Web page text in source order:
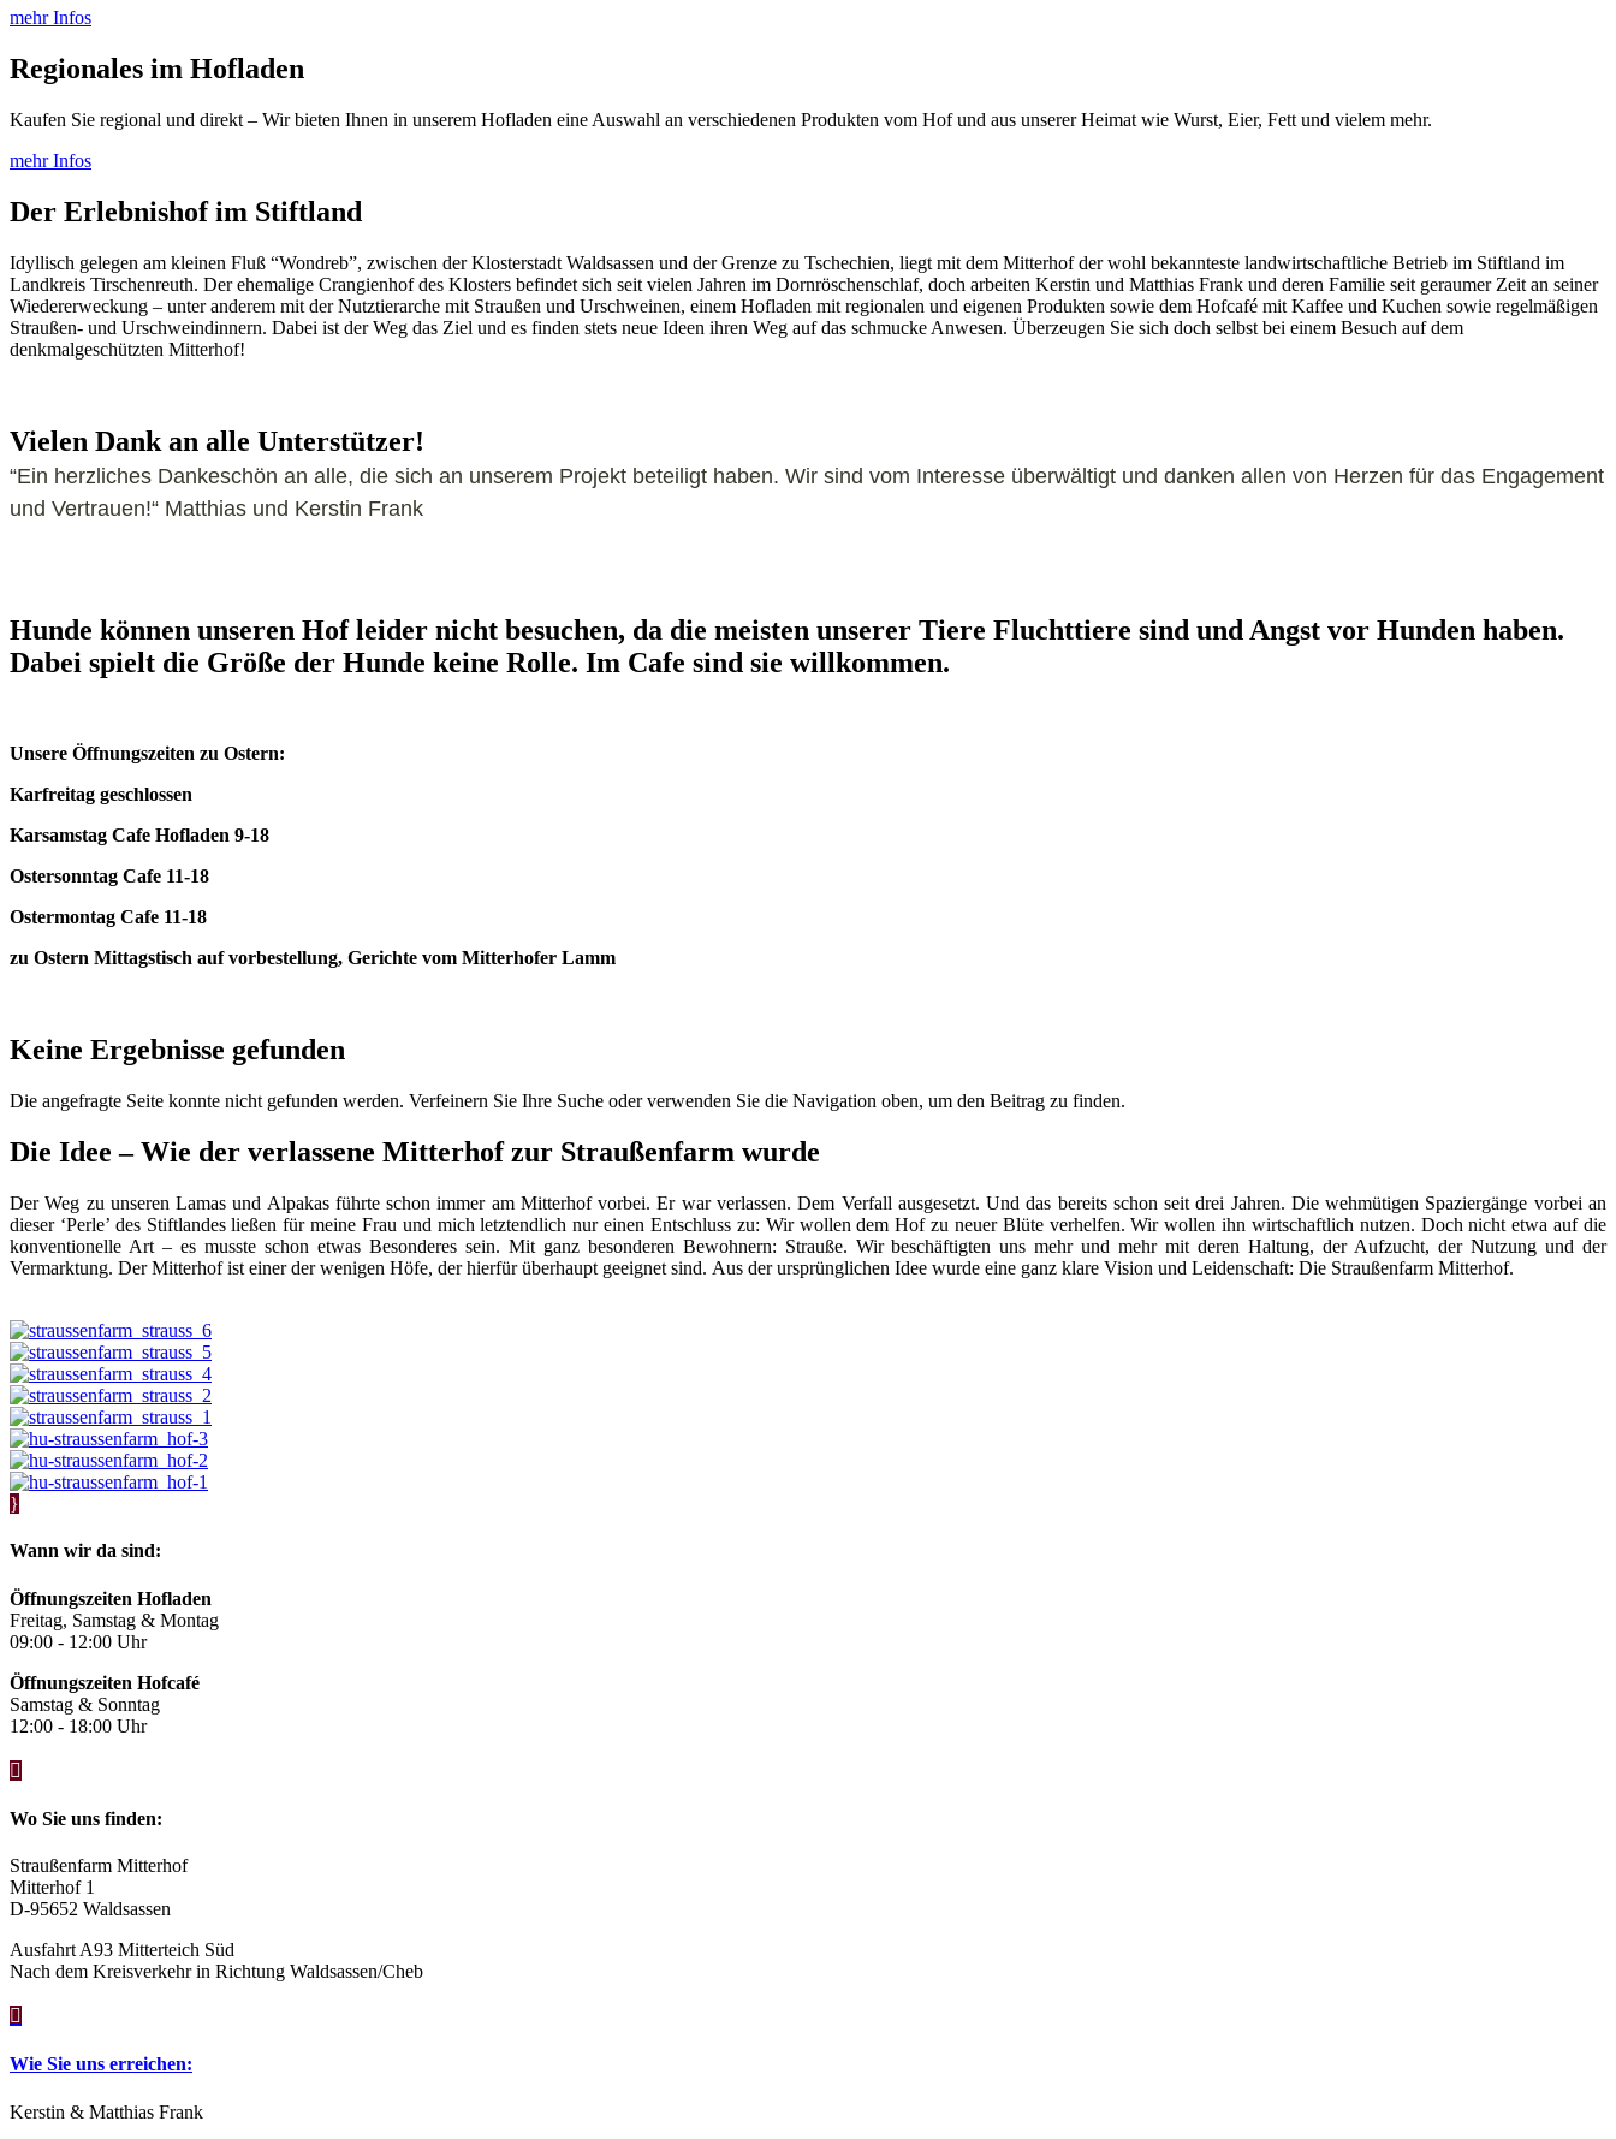
mehr Infos
Regionales im Hofladen
Kaufen Sie regional und direkt – Wir bieten Ihnen in unserem Hofladen eine Auswahl an verschiedenen Produkten vom Hof und aus unserer Heimat wie Wurst, Eier, Fett und vielem mehr.
mehr Infos
Der Erlebnishof im Stiftland
Idyllisch gelegen am kleinen Fluß “Wondreb”, zwischen der Klosterstadt Waldsassen und der Grenze zu Tschechien, liegt mit dem Mitterhof der wohl bekannteste landwirtschaftliche Betrieb im Stiftland im
Landkreis Tirschenreuth. Der ehemalige Crangienhof des Klosters befindet sich seit vielen Jahren im Dornröschenschlaf, doch arbeiten Kerstin und Matthias Frank und deren Familie seit geraumer Zeit an seiner
Wiedererweckung – unter anderem mit der Nutztierarche mit Straußen und Urschweinen, einem Hofladen mit regionalen und eigenen Produkten sowie dem Hofcafé mit Kaffee und Kuchen sowie regelmäßigen
Straußen- und Urschweindinnern. Dabei ist der Weg das Ziel und es finden stets neue Ideen ihren Weg auf das schmucke Anwesen. Überzeugen Sie sich doch selbst bei einem Besuch auf dem
denkmalgeschützten Mitterhof!
Vielen Dank an alle Unterstützer!
“Ein herzliches Dankeschön an alle, die sich an unserem Projekt beteiligt haben. Wir sind vom Interesse überwältigt und danken allen von Herzen für das Engagement
und Vertrauen!“ Matthias und Kerstin Frank
Hunde können unseren Hof leider nicht besuchen, da die meisten unserer Tiere Fluchttiere sind und Angst vor Hunden haben.
Dabei spielt die Größe der Hunde keine Rolle. Im Cafe sind sie willkommen.
Unsere Öffnungszeiten zu Ostern:
Karfreitag geschlossen
Karsamstag Cafe Hofladen 9-18
Ostersonntag Cafe 11-18
Ostermontag Cafe 11-18
zu Ostern Mittagstisch auf vorbestellung, Gerichte vom Mitterhofer Lamm
Keine Ergebnisse gefunden
Die angefragte Seite konnte nicht gefunden werden. Verfeinern Sie Ihre Suche oder verwenden Sie die Navigation oben, um den Beitrag zu finden.
Die Idee – Wie der verlassene Mitterhof zur Straußenfarm wurde
Der Weg zu unseren Lamas und Alpakas führte schon immer am Mitterhof vorbei. Er war verlassen. Dem Verfall ausgesetzt. Und das bereits schon seit drei Jahren. Die wehmütigen Spaziergänge vorbei an
dieser ‘Perle’ des Stiftlandes ließen für meine Frau und mich letztendlich nur einen Entschluss zu: Wir wollen dem Hof zu neuer Blüte verhelfen. Wir wollen ihn wirtschaftlich nutzen. Doch nicht etwa auf die
konventionelle Art – es musste schon etwas Besonderes sein. Mit ganz besonderen Bewohnern: Strauße. Wir beschäftigten uns mehr und mehr mit deren Haltung, der Aufzucht, der Nutzung und der
Vermarktung. Der Mitterhof ist einer der wenigen Höfe, der hierfür überhaupt geeignet sind. Aus der ursprünglichen Idee wurde eine ganz klare Vision und Leidenschaft: Die Straußenfarm Mitterhof.
}
Wann wir da sind:
Öffnungszeiten Hofladen
Freitag, Samstag & Montag
09:00 - 12:00 Uhr
Öffnungszeiten Hofcafé
Samstag & Sonntag
12:00 - 18:00 Uhr

Wo Sie uns finden:
Straußenfarm Mitterhof
Mitterhof 1
D-95652 Waldsassen
Ausfahrt A93 Mitterteich Süd
Nach dem Kreisverkehr in Richtung Waldsassen/Cheb

Wie Sie uns erreichen:
Kerstin & Matthias Frank